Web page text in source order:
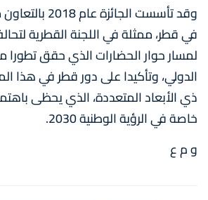
وقد تأسست
في قطر، ممثلة في اللجنة القطرية
لمسار حوار الحضارات الذي حقق
الدولي، وتأكيدا على دور قطر في هذا
ذي الأبعاد المتعددة، الذي يحظى
خاصة في الرؤية الوطنية 2030.
و م ع